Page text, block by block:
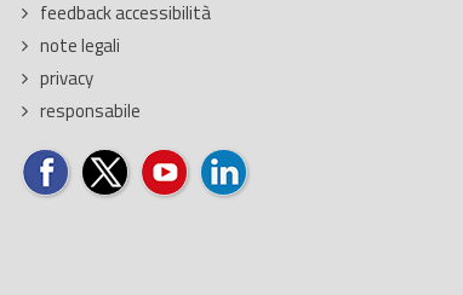
feedback accessibilità
note legali
privacy
responsabile